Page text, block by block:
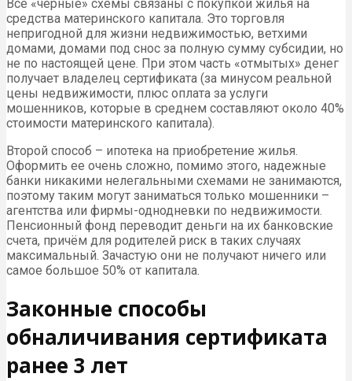
Все «чёрные» схемы связаны с покупкой жилья на
средства материнского капитала. Это торговля
непригодной для жизни недвижимостью, ветхими
домами, домами под снос за полную сумму субсидии, но
не по настоящей цене. При этом часть «отмытых» денег
получает владелец сертификата (за минусом реальной
цены недвижимости, плюс оплата за услуги
мошенников, которые в среднем составляют около 40%
стоимости материнского капитала).
Второй способ – ипотека на приобретение жилья.
Оформить ее очень сложно, помимо этого, надежные
банки никакими нелегальными схемами не занимаются,
поэтому таким могут заниматься только мошенники –
агентства или фирмы-однодневки по недвижимости.
Пенсионный фонд переводит деньги на их банковские
счета, причём для родителей риск в таких случаях
максимальный. Зачастую они не получают ничего или
самое большое 50% от капитала.
Законные способы
обналичивания сертификата
ранее 3 лет